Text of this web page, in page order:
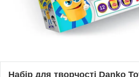
Набір для творчості Danko